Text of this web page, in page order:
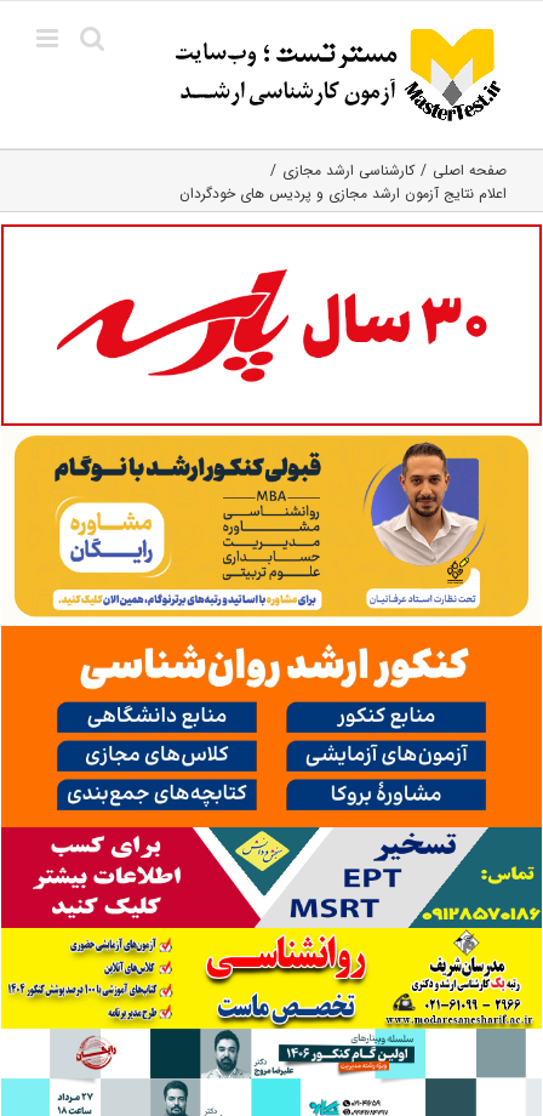
content
صفحه اصلی
کارشناسی ارشد مجازی
اعلام نتایج آزمون ارشد مجازی و پردیس های خودگردان